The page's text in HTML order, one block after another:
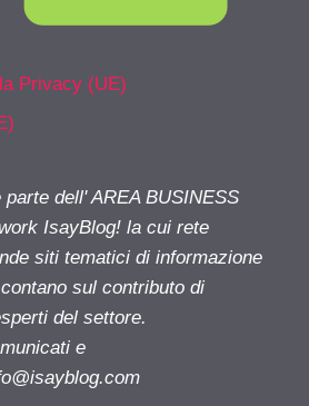
Privacy (UE)
dell' AREA BUSINESS
IsayBlog! la cui rete
siti tematici di informazione
sul contributo di
del settore.
e